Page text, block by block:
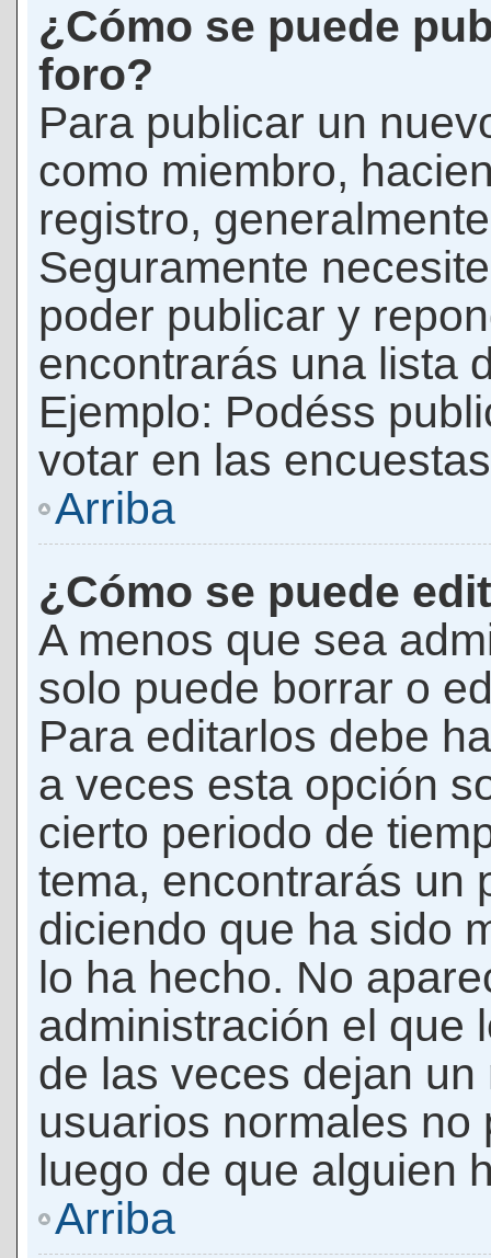
¿Cómo se puede
foro?
Para publicar un
como miembro,
registro,
Seguramente
poder publicar y
encontrarás una lista
Ejemplo: Podéss
votar en las
Arriba
¿Cómo se puede
A menos que sea
solo puede borrar o
Para editarlos debe
a veces esta opción
cierto periodo de
tema, encontrarás un
diciendo que ha sido
lo ha hecho. No
administración el que
de las veces dejan
usuarios normales
luego de que alguien
Arriba